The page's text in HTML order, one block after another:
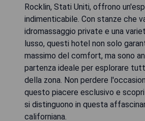
Rocklin, Stati Uniti, offrono
indimenticabile. Con stanze che
idromassaggio private e una
lusso, questi hotel non solo
massimo del comfort, ma sono
partenza ideale per esplorare
della zona. Non perdere
questo piacere esclusivo e
si distinguono in questa
californiana.